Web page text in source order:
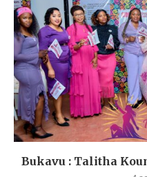
Bukavu : Talitha